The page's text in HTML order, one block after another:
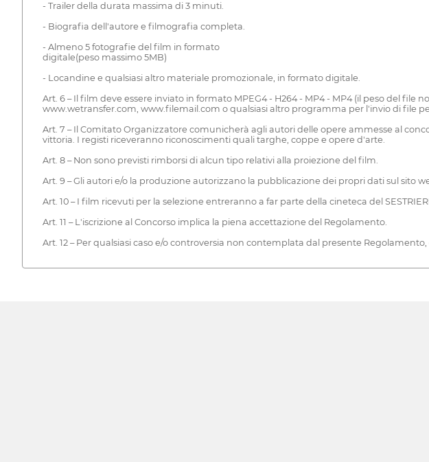
- Trailer della durata massima di 3 minuti.
- Biografia dell'autore e filmografia completa.
- Almeno 5 fotografie del film in formato
digitale(peso massimo 5MB)
- Locandine e qualsiasi altro materiale promozionale, in formato digitale.
Art. 6 – Il film deve essere inviato in formato MPEG4 - H264 - MP4 - MP4 (il peso del
www.wetransfer.com, www.filemail.com o qualsiasi altro programma per l'invio di file
Art. 7 – Il Comitato Organizzatore comunicherà agli autori delle opere ammesse al
vittoria. I registi riceveranno riconoscimenti quali targhe, coppe e opere d'arte.
Art. 8 – Non sono previsti rimborsi di alcun tipo relativi alla proiezione del film.
Art. 9 – Gli autori e/o la produzione autorizzano la pubblicazione dei propri dati sul sito
Art. 10 – I film ricevuti per la selezione entreranno a far parte della cineteca del
Art. 11 – L'iscrizione al Concorso implica la piena accettazione del Regolamento.
Art. 12 – Per qualsiasi caso e/o controversia non contemplata dal presente